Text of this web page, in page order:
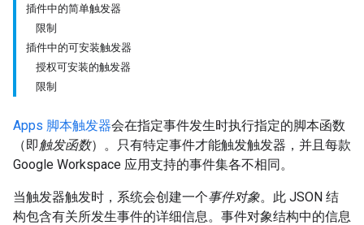
插件中的简单触发器
限制
插件中的可安装触发器
授权可安装的触发器
限制
Apps 脚本触发器会在指定事件发生时执行指定的脚本函数
（即触发函数）。只有特定事件才能触发触发器，并且每款
Google Workspace 应用支持的事件集各不相同。
当触发器触发时，系统会创建一个事件对象。此 JSON 结
构包含有关所发生事件的详细信息。事件对象结构中的信息